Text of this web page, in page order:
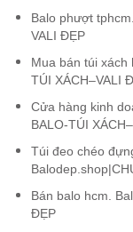
Balo phượt
VALI ĐẸP
Mua bán túi xách
TÚI XÁCH–VALI
Cửa hàng kinh
BALO-TÚI
Túi đeo chéo
Bán balo hcm.
ĐẸP